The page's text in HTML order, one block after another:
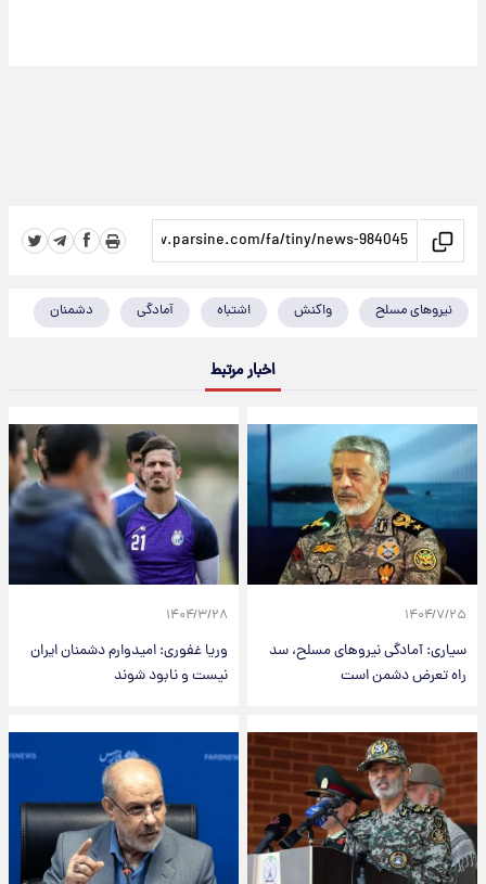
نیروهای مسلح واکنش اشتباه آمادگی دشمنان
اخبار مرتبط
۱۴۰۴/۷/۲۵
سیاری: آمادگی نیروهای مسلح، سد
راه تعرض دشمن است
۱۴۰۴/۳/۲۸
وریا غفوری: امیدوارم دشمنان ایران
نیست و نابود شوند